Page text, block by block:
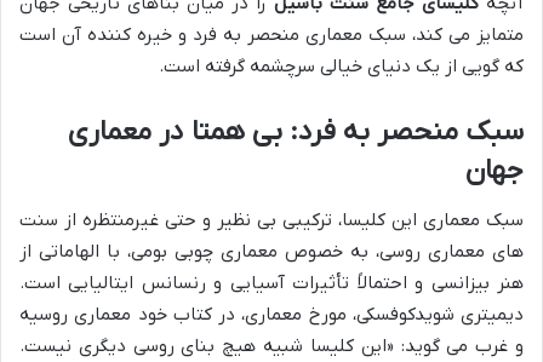
متمایز می کند، سبک معماری منحصر به فرد و خیره کننده آن است
که گویی از یک دنیای خیالی سرچشمه گرفته است.
سبک منحصر به فرد: بی همتا در معماری
جهان
سبک معماری این کلیسا، ترکیبی بی نظیر و حتی غیرمنتظره از سنت
های معماری روسی، به خصوص معماری چوبی بومی، با الهاماتی از
هنر بیزانسی و احتمالاً تأثیرات آسیایی و رنسانس ایتالیایی است.
دیمیتری شویدکوفسکی، مورخ معماری، در کتاب خود معماری روسیه
و غرب می گوید: «این کلیسا شبیه هیچ بنای روسی دیگری نیست.